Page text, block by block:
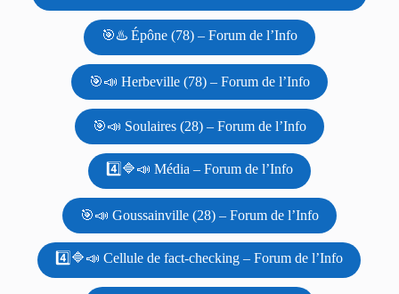
🎯♨️ Épône (78) – Forum de l’Info
🎯📣 Herbeville (78) – Forum de l’Info
🎯📣 Soulaires (28) – Forum de l’Info
4️⃣🔷📣 Média – Forum de l’Info
🎯📣 Goussainville (28) – Forum de l’Info
4️⃣🔷📣 Cellule de fact-checking – Forum de l’Info